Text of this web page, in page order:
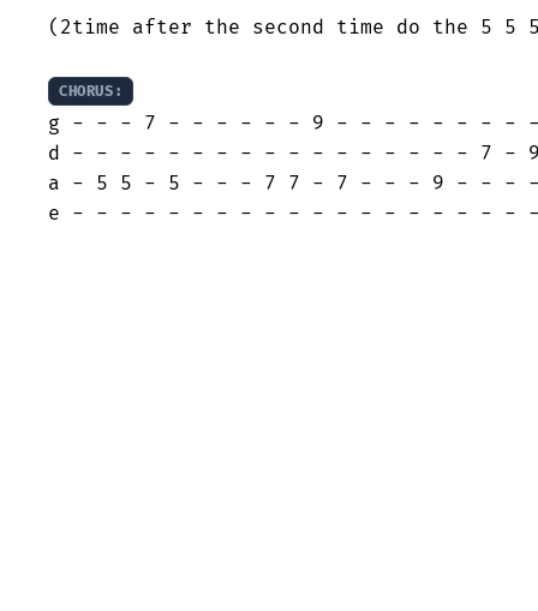
(2time after the second time do the 5 5
CHORUS:
g - - - 7 - - - - - - 9 - - - - - - - -
d - - - - - - - - - - - - - - - - - 7 -
a - 5 5 - 5 - - - 7 7 - 7 - - - 9 - -
e - - - - - - - - - - - - - - - - - - -